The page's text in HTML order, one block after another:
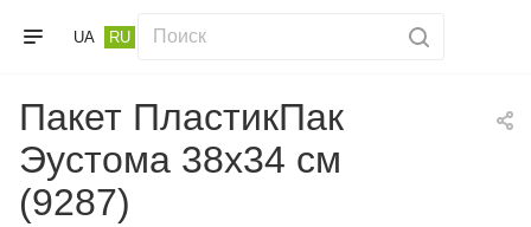
UA RU
Пакет ПластикПак
Эустома 38х34 см
(9287)